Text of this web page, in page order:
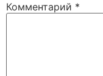
Комментарий *